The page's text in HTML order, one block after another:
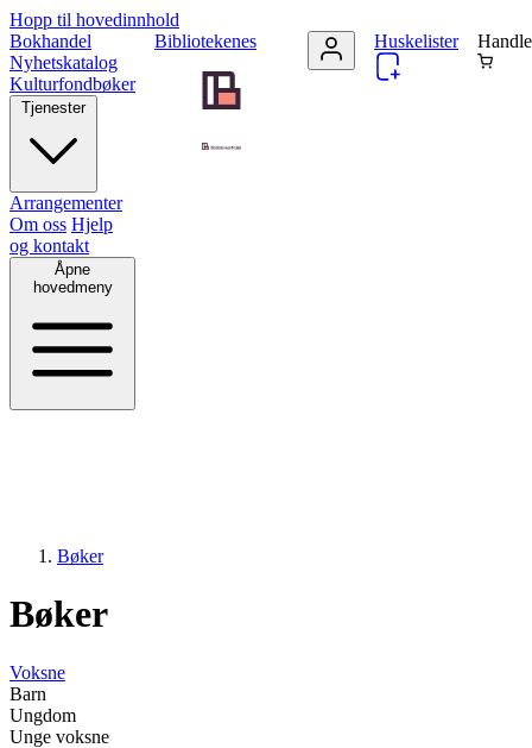
Hopp til hovedinnhold
Bibliotekenes
Bokhandel
Nyhetskatalog
Kulturfondbøker
Tjenester
Arrangementer
Om oss Hjelp
og kontakt
Åpne
hovedmeny
Huskelister
Bøker
Bøker
Voksne
Barn
Ungdom
Unge voksne